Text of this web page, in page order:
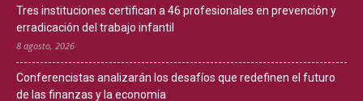
Tres instituciones certifican a 46 profesionales en prevención y
erradicación del trabajo infantil
8 agosto, 2026
Conferencistas analizarán los desafíos que redefinen el futuro
de las finanzas y la economía